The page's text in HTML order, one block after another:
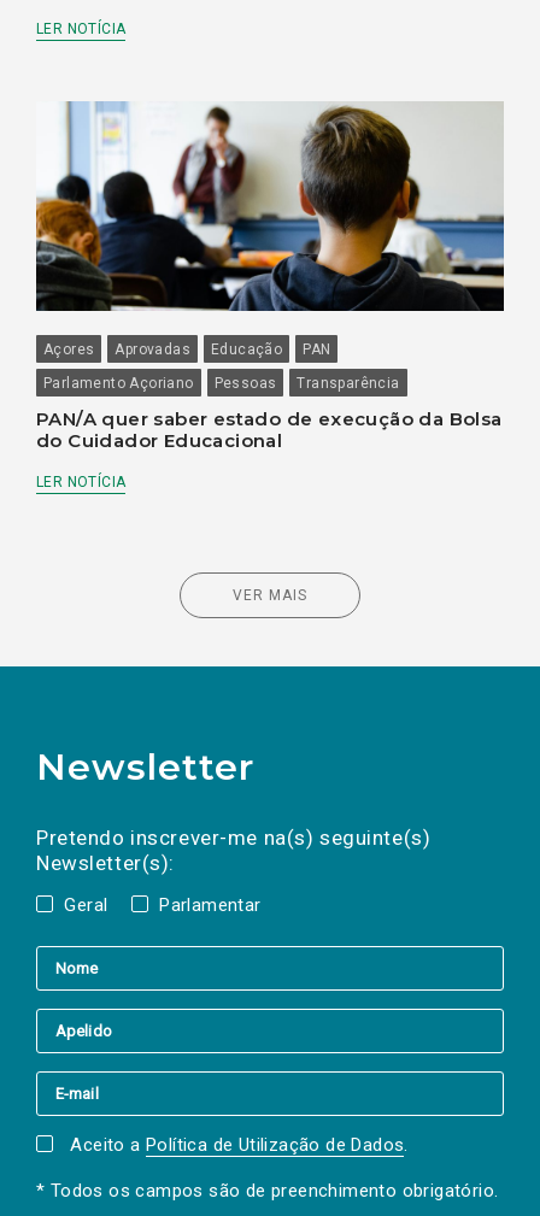
LER NOTÍCIA
Açores Aprovadas Educação
PAN
Parlamento Açoriano
Pessoas Transparência
PAN/A quer saber estado de execução da Bolsa
do Cuidador Educacional
LER NOTÍCIA
VER MAIS
Newsletter
Pretendo inscrever-me na(s) seguinte(s)
Newsletter(s):
Geral Parlamentar
a(s) newsletter(s).
mail
Aceito a Política de Utilização de Dados.
* Todos os campos são de preenchimento obrigatório.